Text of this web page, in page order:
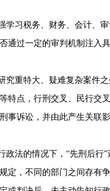
习税务、财务、会计、审
通过一定的审判机制注入
重特大、疑难复杂案件之
特点，行刑交叉、民行交
事诉讼，并由此产生关联
法的情况下，“先刑后行”
定，不同的部门之间存有